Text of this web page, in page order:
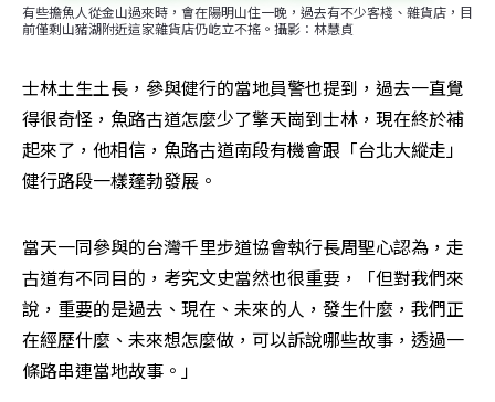
有些擔魚人從金山過來時，會在陽明山住一晚，過去有不少客棧、雜貨店，目
前僅剩山豬湖附近這家雜貨店仍屹立不搖。攝影：林慧貞
士林土生土長，參與健行的當地員警也提到，過去一直覺
得很奇怪，魚路古道怎麼少了擎天崗到士林，現在終於補
起來了，他相信，魚路古道南段有機會跟「台北大縱走」
健行路段一樣蓬勃發展。
當天一同參與的台灣千里步道協會執行長周聖心認為，走
古道有不同目的，考究文史當然也很重要，「但對我們來
說，重要的是過去、現在、未來的人，發生什麼，我們正
在經歷什麼、未來想怎麼做，可以訴說哪些故事，透過一
條路串連當地故事。」